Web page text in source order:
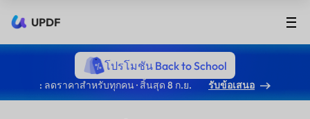
UPDF
โปรโมชัน Back to School
: ลดราคาสำหรับทุกคน · สิ้นสุด 8 ก.ย. รับข้อเสนอ